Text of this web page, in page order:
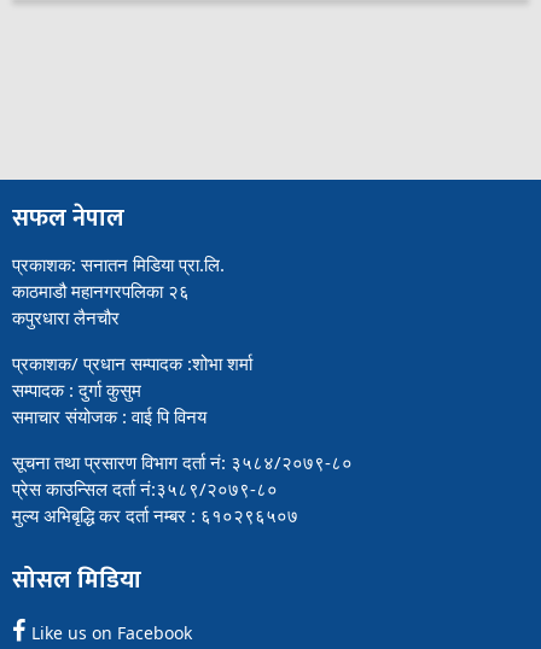
सफल नेपाल
प्रकाशक: सनातन मिडिया प्रा.लि.
काठमाडौ महानगरपलिका २६
कपुरधारा लैनचौर
प्रकाशक/ प्रधान सम्पादक :शोभा शर्मा
सम्पादक : दुर्गा कुसुम
समाचार संयोजक : वाई पि विनय
सूचना तथा प्रसारण विभाग दर्ता नं: ३५८४/२०७९-८०
प्रेस काउन्सिल दर्ता नं:३५८९/२०७९-८०
मुल्य अभिबृद्धि कर दर्ता नम्बर : ६१०२९६५०७
सोसल मिडिया
Like us on Facebook